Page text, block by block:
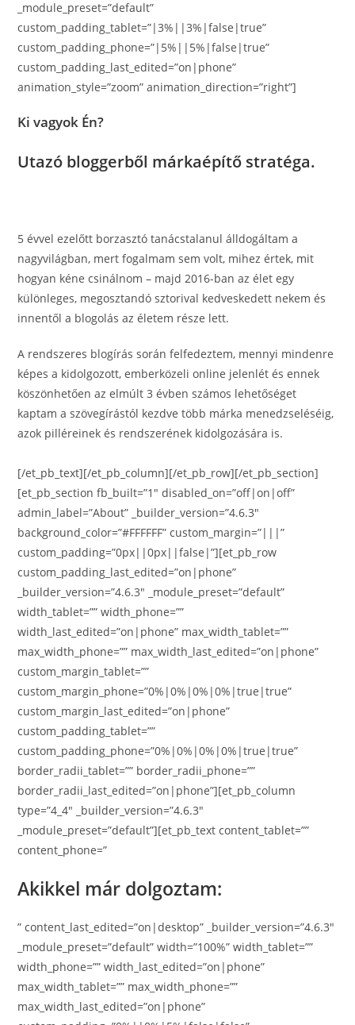
_module_preset=”default”
custom_padding_tablet=”|3%||3%|false|true”
custom_padding_phone=”|5%||5%|false|true”
custom_padding_last_edited=”on|phone”
animation_style=”zoom” animation_direction=”right”]
Ki vagyok Én?
Utazó bloggerből márkaépítő stratéga.
5 évvel ezelőtt borzasztó tanácstalanul álldogáltam a
nagyvilágban, mert fogalmam sem volt, mihez értek, mit
hogyan kéne csinálnom – majd 2016-ban az élet egy
különleges, megosztandó sztorival kedveskedett nekem és
innentől a blogolás az életem része lett.
A rendszeres blogírás során felfedeztem, mennyi mindenre
képes a kidolgozott, emberközeli online jelenlét és ennek
köszönhetően az elmúlt 3 évben számos lehetőséget
kaptam a szövegírástól kezdve több márka menedzseléséig,
azok pilléreinek és rendszerének kidolgozására is.
[/et_pb_text][/et_pb_column][/et_pb_row][/et_pb_section]
[et_pb_section fb_built=”1″ disabled_on=”off|on|off”
admin_label=”About” _builder_version=”4.6.3″
background_color=”#FFFFFF” custom_margin=”|||”
custom_padding=”0px||0px||false|”][et_pb_row
custom_padding_last_edited=”on|phone”
_builder_version=”4.6.3″ _module_preset=”default”
width_tablet=”” width_phone=””
width_last_edited=”on|phone” max_width_tablet=””
max_width_phone=”” max_width_last_edited=”on|phone”
custom_margin_tablet=””
custom_margin_phone=”0%|0%|0%|0%|true|true”
custom_margin_last_edited=”on|phone”
custom_padding_tablet=””
custom_padding_phone=”0%|0%|0%|0%|true|true”
border_radii_tablet=”” border_radii_phone=””
border_radii_last_edited=”on|phone”][et_pb_column
type=”4_4″ _builder_version=”4.6.3″
_module_preset=”default”][et_pb_text content_tablet=””
content_phone=”
Akikkel már dolgoztam:
” content_last_edited=”on|desktop” _builder_version=”4.6.3″
_module_preset=”default” width=”100%” width_tablet=””
width_phone=”” width_last_edited=”on|phone”
max_width_tablet=”” max_width_phone=””
max_width_last_edited=”on|phone”